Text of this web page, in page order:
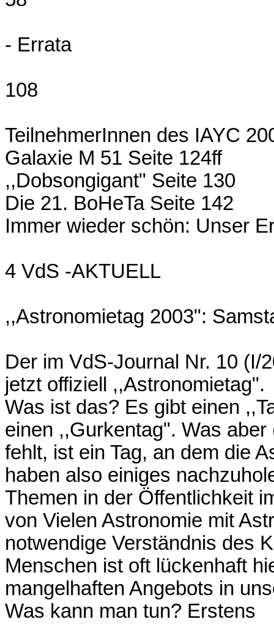
- Errata
108
TeilnehmerInnen des IAYC
Galaxie M 51 Seite 124ff
,,Dobsongigant" Seite 130
Die 21. BoHeTa Seite 142
Immer wieder schön: Unser
4 VdS -AKTUELL
,,Astronomietag 2003":
Der im VdS-Journal Nr. 10 (I/
jetzt offiziell ,,Astronomietag".
Was ist das? Es gibt einen
einen ,,Gurkentag". Was
fehlt, ist ein Tag, an dem die
haben also einiges
Themen in der Öffentlichkeit
von Vielen Astronomie mit
notwendige Verständnis des
Menschen ist oft lückenhaft
mangelhaften Angebots in
Was kann man tun? Erstens